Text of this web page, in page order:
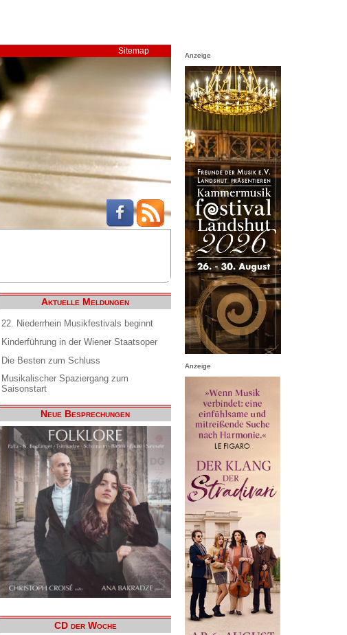
Sitemap
Aktuelle Meldungen
22. Niederrhein Musikfestivals beginnt
Kinderführung in der Wiener Staatsoper
Die Besten zum Schluss
Musikalischer Spaziergang zum
Saisonstart
Neue Besprechungen
CD der Woche
Anzeige
Anzeige